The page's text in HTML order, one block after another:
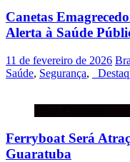
Canetas
Alerta à Saúde
11 de fevereiro de 2026
Saúde, Segurança,
Ferryboat Será
Guaratuba